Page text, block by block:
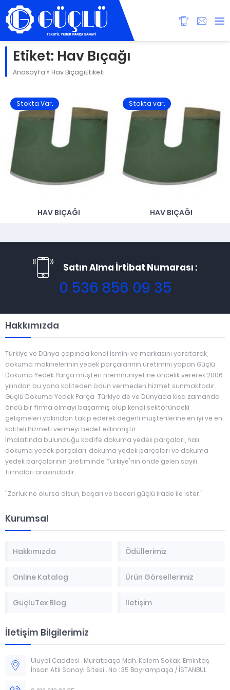
Etiket: Hav Bıçağı
Anasayfa » Hav BıçağıEtiketi
Stokta Var.
HAV BIÇAĞI
Stokta var.
HAV BIÇAĞI
Satın Alma İrtibat Numarası :
0 536 856 09 35
Hakkımızda
Türkiye ve Dünya çapında kendi ismini ve markasını yaratarak,
dokuma makinelerinin yedek parçalarının üretimini yapan Güçlü
Dokuma Yedek Parça müşteri memnuniyetine öncelik vererek 2006
yılından bu yana kaliteden ödün vermeden hizmet sunmaktadır.
Güçlü Dokuma Yedek Parça Türkiye de ve Dünyada kısa zamanda
öncü bir firma olmayı başarmış olup kendi sektöründeki
gelişmeleri yakından takip ederek değerli müşterilerine en iyi ve en
kaliteli hizmeti vermeyi hedef edinmiştir .
İmalatında bulunduğu kadife dokuma yedek parçaları, halı
dokuma yedek parçaları, dokuma yedek parçaları ve dokuma
yedek parçalarının üretiminde Türkiye'nin önde gelen sayılı
firmaları arasındadır.
"Zorluk ne olursa olsun, başarı ve beceri güçlü irade ile ister."
Kurumsal
Hakkımızda Ödüllerimiz
Online Katalog Ürün Görsellerimiz
GüçlüTex Blog İletişim
İletişim Bilgilerimiz
Uluyol Caddesi . Muratpaşa Mah. Kalem Sokak. Emintaş
İhsan Atlı Sanayi Sitesi . No : 35 Bayrampaşa / İSTANBUL